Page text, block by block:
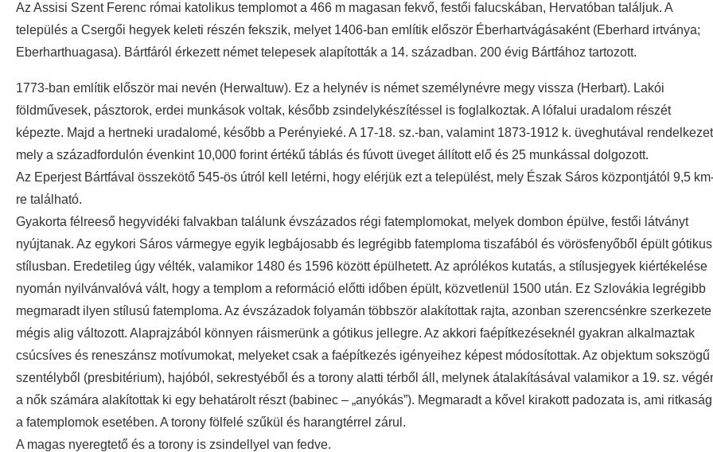
Az Assisi Szent Ferenc római katolikus templomot a 466 m magasan fekvő, festői falucskában, Hervatóban találjuk. A
település a Csergői hegyek keleti részén fekszik, melyet 1406-ban említik először Éberhartvágásaként (Eberhard irtványa;
Eberharthuagasa). Bártfáról érkezett német telepesek alapították a 14. században. 200 évig Bártfához tartozott.
1773-ban említik először mai nevén (Herwaltuw). Ez a helynév is német személynévre megy vissza (Herbart). Lakói
földművesek, pásztorok, erdei munkások voltak, később zsindelykészítéssel is foglalkoztak. A lófalui uradalom részét
képezte. Majd a hertneki uradalomé, később a Perényieké. A 17-18. sz.-ban, valamint 1873-1912 k. üveghutával
mely a századfordulón évenkint 10,000 forint értékű táblás és fúvott üveget állított elő és 25 munkással dolgozott.
Az Eperjest Bártfával összekötő 545-ös útról kell letérni, hogy elérjük ezt a települést, mely Észak Sáros központjától 9,5
re található.
Gyakorta félreeső hegyvidéki falvakban találunk évszázados régi fatemplomokat, melyek dombon épülve, festői látványt
nyújtanak. Az egykori Sáros vármegye egyik legbájosabb és legrégibb fatemploma tiszafából és vörösfenyőből épült gótikus
stílusban. Eredetileg úgy vélték, valamikor 1480 és 1596 között épülhetett. Az aprólékos kutatás, a stílusjegyek kiértékelése
nyomán nyilvánvalóvá vált, hogy a templom a reformáció előtti időben épült, közvetlenül 1500 után. Ez Szlovákia legrégibb
megmaradt ilyen stílusú fatemploma. Az évszázadok folyamán többször alakítottak rajta, azonban szerencsénkre szerkezete
mégis alig változott. Alaprajzából könnyen ráismerünk a gótikus jellegre. Az akkori faépítkezéseknél gyakran alkalmaztak
csúcsíves és reneszánsz motívumokat, melyeket csak a faépítkezés igényeihez képest módosítottak. Az objektum sokszögű
szentélyből (presbitérium), hajóból, sekrestyéből és a torony alatti térből áll, melynek átalakításával valamikor a 19. sz.
a nők számára alakítottak ki egy behatárolt részt (babinec – „anyókás”). Megmaradt a kővel kirakott padozata is, ami ritkaság
a fatemplomok esetében. A torony fölfelé szűkül és harangtérrel zárul.
A magas nyeregtető és a torony is zsindellyel van fedve.